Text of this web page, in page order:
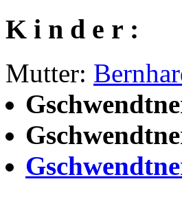
K i n d e r :
Mutter: